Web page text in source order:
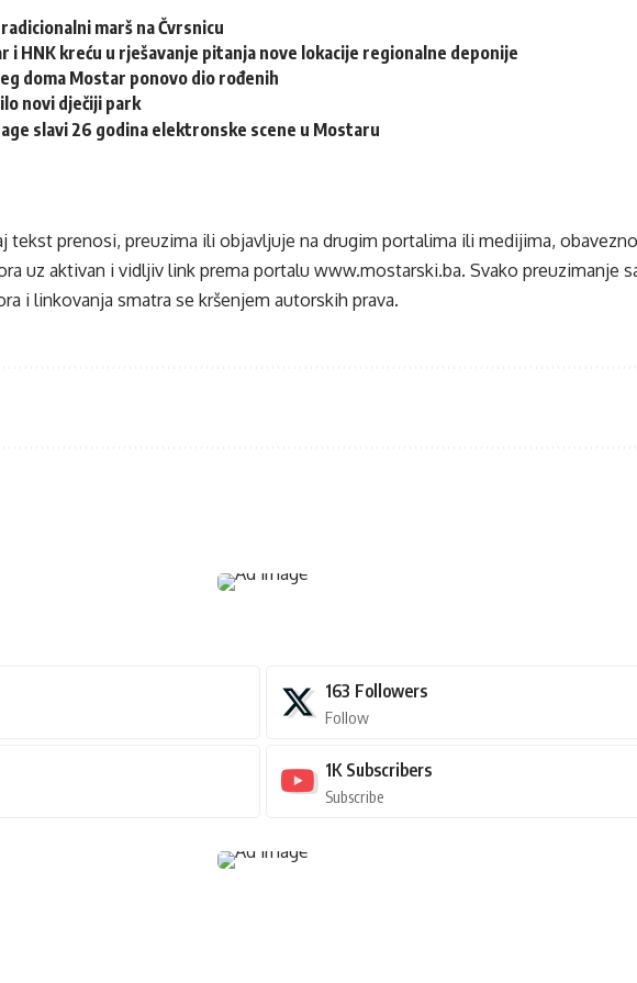
marš na Čvrsnicu
i HNK kreću u rješavanje pitanja nove lokacije regionalne deponije
doma Mostar ponovo dio rođenih
novi dječiji park
slavi 26 godina elektronske scene u Mostaru
tekst prenosi, preuzima ili objavljuje na drugim portalima ili medijima,
uz aktivan i vidljiv link prema portalu www.mostarski.ba. Svako preuzimanje
i linkovanja smatra se kršenjem autorskih prava.
163 Followers
Follow
1K Subscribers
Subscribe